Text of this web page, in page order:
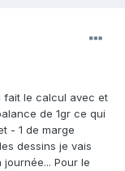
fait le calcul avec et
de 1gr ce qui
- 1 de marge
dessins je vais
Pour le